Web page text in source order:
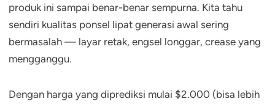
produk ini sampai benar-benar sempurna. Kita tahu
sendiri kualitas ponsel lipat generasi awal sering
bermasalah — layar retak, engsel longgar, crease yang
mengganggu.
Dengan harga yang diprediksi mulai $2.000 (bisa lebih